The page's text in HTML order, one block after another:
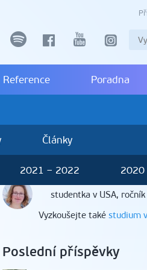
spotify facebookyoutubeinstagram
Reference Poradna
Články
2021 – 2022 2020
studentka v USA,
Vyzkoušejte také studium
Poslední příspěvky